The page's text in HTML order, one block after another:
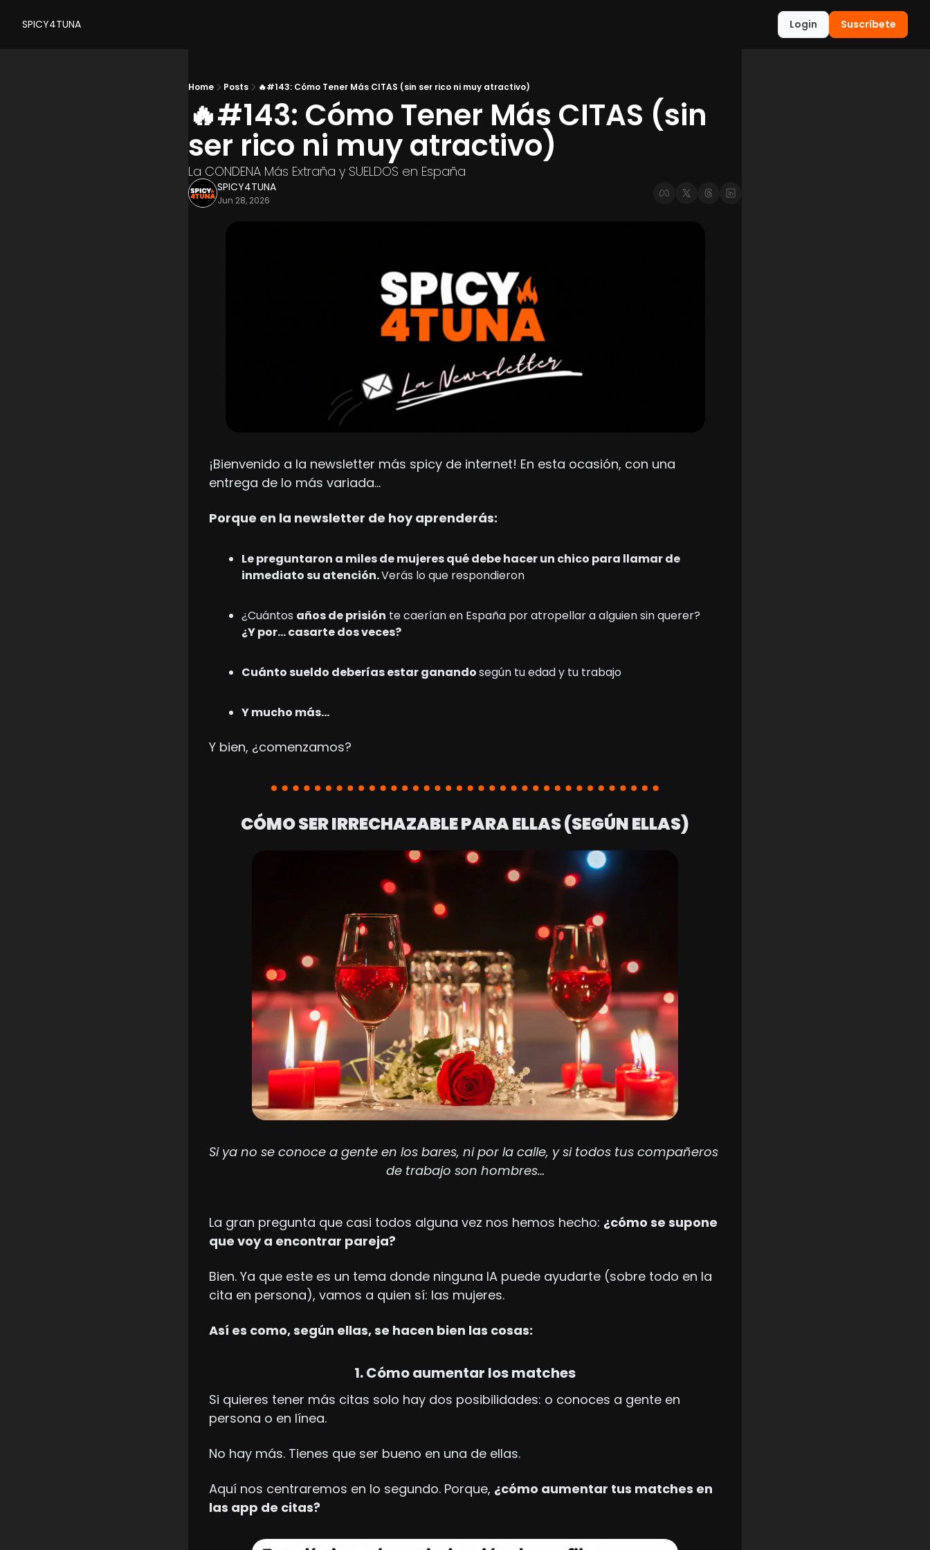
SPICY4TUNA Login Suscríbete
Home Posts 🔥#143: Cómo Tener Más CITAS (sin ser rico ni muy atractivo)
🔥#143: Cómo Tener Más CITAS (sin
ser rico ni muy atractivo)
La CONDENA Más Extraña y SUELDOS en España
SPICY4TUNA
Jun 28, 2026
¡Bienvenido a la newsletter más spicy de internet! En esta ocasión, con una
entrega de lo más variada…
Porque en la newsletter de hoy aprenderás:
Le preguntaron a miles de mujeres qué debe hacer un chico para llamar de
inmediato su atención. Verás lo que respondieron
¿Cuántos años de prisión
¿Y por… casarte dos veces?
Cuánto sueldo deberías estar ganando según tu edad y tu trabajo
Y mucho más…
Y bien, ¿comenzamos?
CÓMO SER IRRECHAZABLE PARA ELLAS (SEGÚN ELLAS)
Si ya no se conoce a gente en los bares, ni por la calle, y si todos tus compañeros
de trabajo son hombres…
La gran pregunta que casi todos alguna vez nos hemos hecho: ¿cómo se supone
que voy a encontrar pareja?
Bien. Ya que este es un tema donde ninguna IA puede ayudarte (sobre todo en la
cita en persona), vamos a quien sí: las mujeres.
Así es como, según ellas, se hacen bien las cosas:
1. Cómo aumentar los matches
Si quieres tener más citas solo hay dos posibilidades: o conoces a gente en
persona o en línea.
No hay más. Tienes que ser bueno en una de ellas.
Aquí nos centraremos en lo segundo. Porque, ¿cómo aumentar tus matches en
las app de citas?